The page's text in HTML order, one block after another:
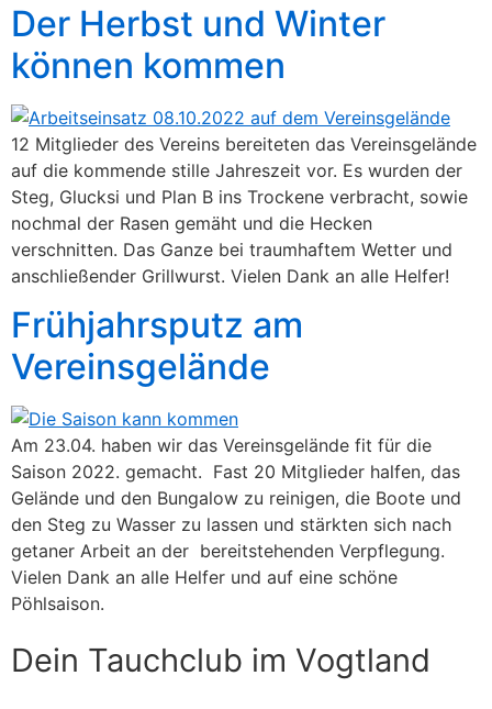
Der Herbst und Winter
können kommen
12 Mitglieder des Vereins bereiteten das Vereinsgelände
auf die kommende stille Jahreszeit vor. Es wurden der
Steg, Glucksi und Plan B ins Trockene verbracht, sowie
nochmal der Rasen gemäht und die Hecken
verschnitten. Das Ganze bei traumhaftem Wetter und
anschließender Grillwurst. Vielen Dank an alle Helfer!
Frühjahrsputz am
Vereinsgelände
Am 23.04. haben wir das Vereinsgelände fit für die
Saison 2022. gemacht. Fast 20 Mitglieder halfen, das
Gelände und den Bungalow zu reinigen, die Boote und
den Steg zu Wasser zu lassen und stärkten sich nach
getaner Arbeit an der bereitstehenden Verpflegung.
Vielen Dank an alle Helfer und auf eine schöne
Pöhlsaison.
Dein Tauchclub im Vogtland